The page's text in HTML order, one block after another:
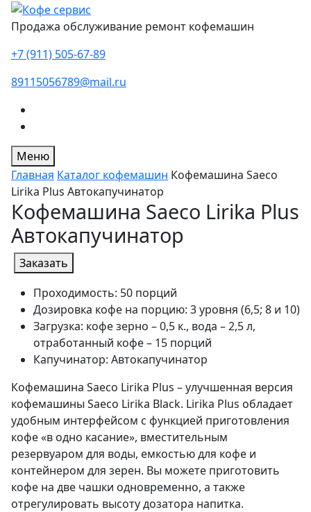
Продажа обслуживание ремонт кофемашин
+7 (911) 505-67-89
89115056789@mail.ru
Меню
Главная Каталог кофемашин Кофемашина Saeco
Lirika Plus Автокапучинатор
Кофемашина Saeco Lirika Plus
Автокапучинатор
Заказать
Проходимость: 50 порций
Дозировка кофе на порцию: 3 уровня (6,5; 8 и 10)
Загрузка: кофе зерно – 0,5 к., вода – 2,5 л,
отработанный кофе – 15 порций
Капучинатор: Автокапучинатор
Кофемашина Saeco Lirika Plus – улучшенная версия
кофемашины Saeco Lirika Black. Lirika Plus обладает
удобным интерфейсом с функцией приготовления
кофе «в одно касание», вместительным
резервуаром для воды, емкостью для кофе и
контейнером для зерен. Вы можете приготовить
кофе на две чашки одновременно, а также
отрегулировать высоту дозатора напитка.